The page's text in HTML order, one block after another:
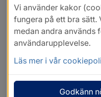
Vi använder kakor
fungera på ett bra sätt.
medan andra
användarupplevelse.
Läs mer i vår
Godkänn